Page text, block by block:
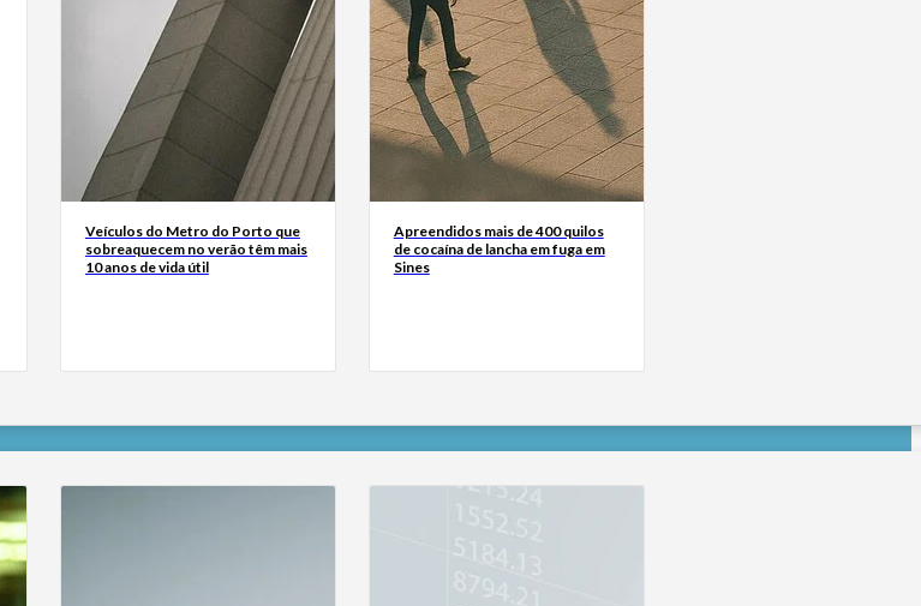
Veículos do Metro do Porto que
sobreaquecem no verão têm mais
10 anos de vida útil
Apreendidos mais de 400 quilos
de cocaína de lancha em fuga em
Sines